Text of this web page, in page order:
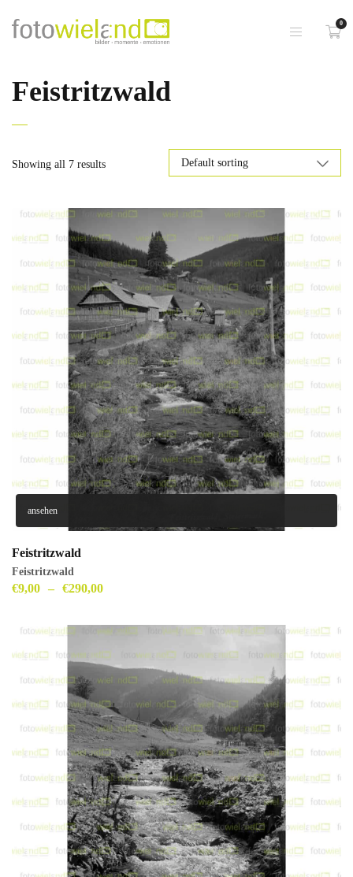
0
Feistritzwald
Showing all 7 results
ansehen
Feistritzwald
Feistritzwald
€9,00 – €290,00